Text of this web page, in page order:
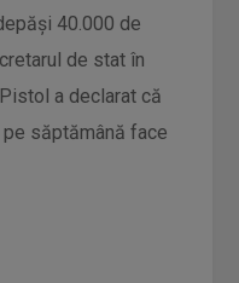
40.000 de
de stat în
a declarat că
săptămână face